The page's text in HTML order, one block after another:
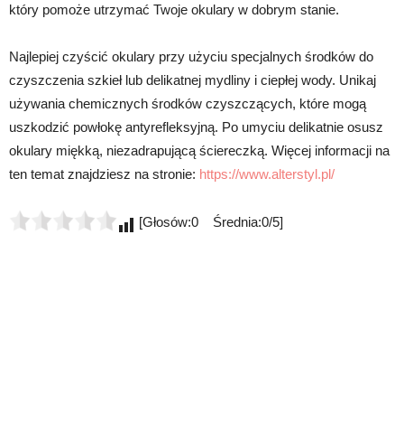
który pomoże utrzymać Twoje okulary w dobrym stanie.
Najlepiej czyścić okulary przy użyciu specjalnych środków do
czyszczenia szkieł lub delikatnej mydliny i ciepłej wody. Unikaj
używania chemicznych środków czyszczących, które mogą
uszkodzić powłokę antyrefleksyjną. Po umyciu delikatnie osusz
okulary miękką, niezadrapującą ściereczką. Więcej informacji na
ten temat znajdziesz na stronie: https://www.alterstyl.pl/
[Głosów:0 Średnia:0/5]